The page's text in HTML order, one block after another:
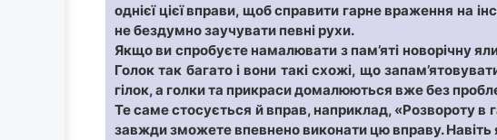
однієї цієї вправи, щоб справити гарне враження на
не бездумно заучувати певні рухи.
Якщо ви спробуєте намалювати з пам’яті новорічну
Голок так багато і вони такі схожі, що
гілок, а голки та прикраси домалюються вже без
Те саме стосується й вправ, наприклад, «Розвороту в
завжди зможете впевнено виконати цю вправу. Навіть